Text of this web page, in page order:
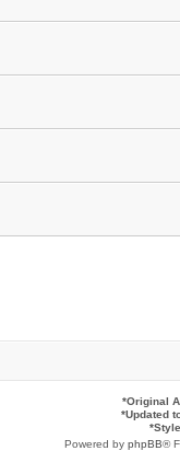
*Original
*Updated
*
Powered by phpBB®